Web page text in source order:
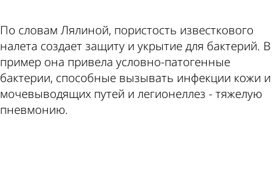
По словам Лялиной, пористость известкового
налета создает защиту и укрытие для бактерий. В
пример она привела условно-патогенные
бактерии, способные вызывать инфекции кожи и
мочевыводящих путей и легионеллез - тяжелую
пневмонию.